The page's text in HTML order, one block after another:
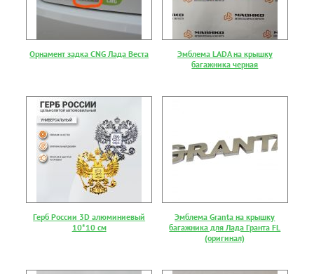
Орнамент задка CNG Лада Веста
Эмблема LADA на крышку
багажника черная
Герб России 3D алюминиевый
10*10 см
Эмблема Granta на крышку
багажника для Лада Гранта FL
(оригинал)